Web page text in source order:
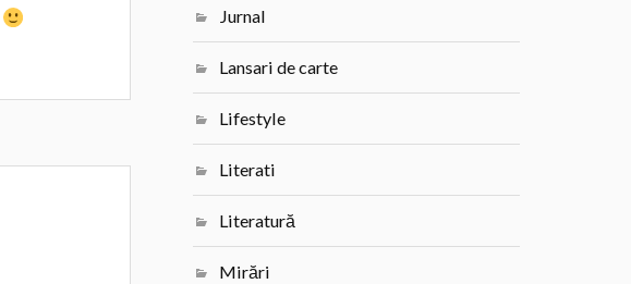
Jurnal
Lansari de carte
Lifestyle
Literati
Literatură
Mirări